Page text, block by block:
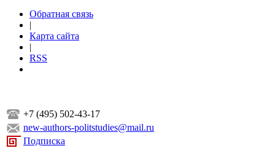
Обратная связь
|
Карта сайта
|
RSS
+7 (495) 502-43-17
new-authors-politstudies@mail.ru
Подписка